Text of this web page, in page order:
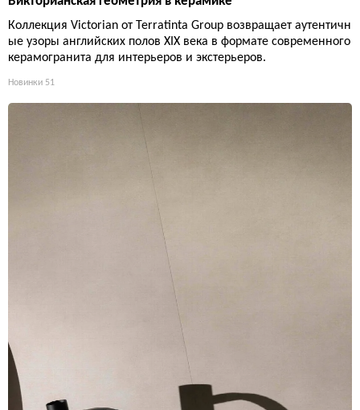
Коллекция Victorian от Terratinta Group возвращает аутентичн
ые узоры английских полов XIX века в формате современного
керамогранита для интерьеров и экстерьеров.
Новинки 51